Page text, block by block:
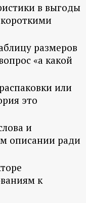
в выгоды
размеров
«а какой
или
это
и
описании ради
к